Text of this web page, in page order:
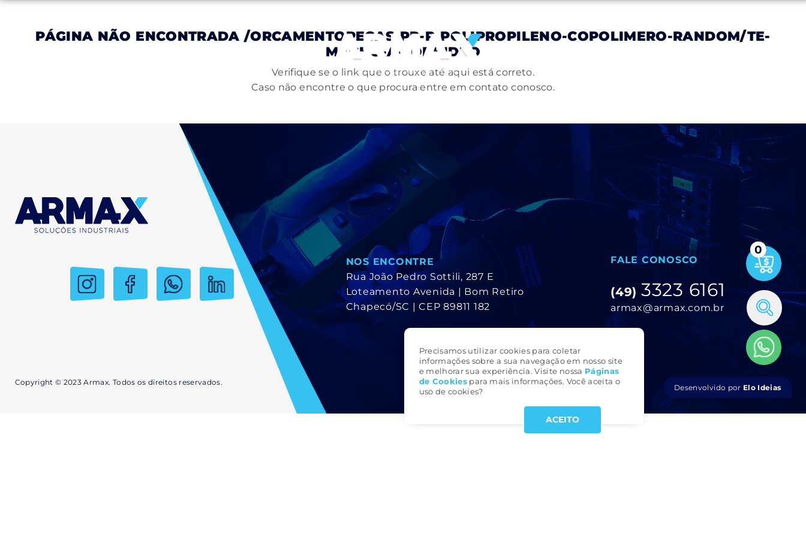
Precisamos utilizar cookies para coletar
informações sobre a sua navegação em nosso site
e melhorar sua experiência. Visite nossa Páginas
de Cookies para mais informações. Você aceita o
uso de cookies?
ACEITO
PÁGINA NÃO ENCONTRADA/ORCAMENTOPECAS-PP-R-POLIPROPILENO-COPOLIMERO-RANDOM/TE-
MACHO-A-TOPHIDRO
Verifique se o link que o trouxe até aqui está correto.
Caso não encontre o que procura entre em contato conosco.
0
NOS ENCONTRE
Rua João Pedro Sottili, 287 E
Loteamento Avenida | Bom Retiro
Chapecó/SC | CEP 89811 182
FALE CONOSCO
(49) 3323 6161
armax@armax.com.br
Copyright © 2023 Armax. Todos os direitos reservados.
Desenvolvido por Elo Ideias